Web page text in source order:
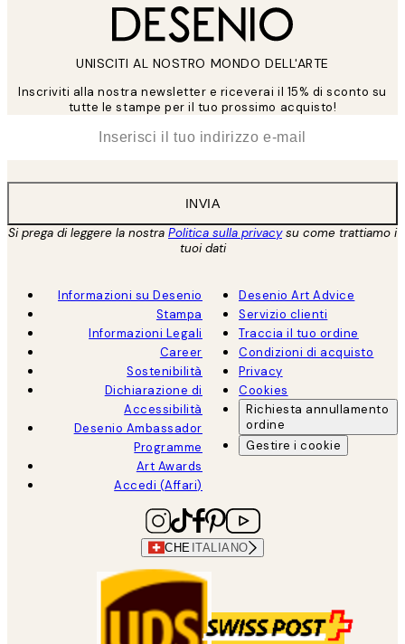
UNISCITI AL NOSTRO MONDO DELL'ARTE
Inscriviti alla nostra newsletter e riceverai il 15% di sconto su
tutte le stampe per il tuo prossimo acquisto!
INVIA
Si prega di leggere la nostra Politica sulla privacysu come trattiamo i
tuoi dati
Informazioni su Desenio
Stampa
Informazioni Legali
Career
Sostenibilità
Dichiarazione di
Accessibilità
Desenio Ambassador
Programme
Art Awards
Accedi (Affari)
Desenio Art Advice
Servizio clienti
Traccia il tuo ordine
Condizioni di acquisto
Privacy
Cookies
Richiesta annullamento
ordine
Gestire i cookie
CHE ITALIANO